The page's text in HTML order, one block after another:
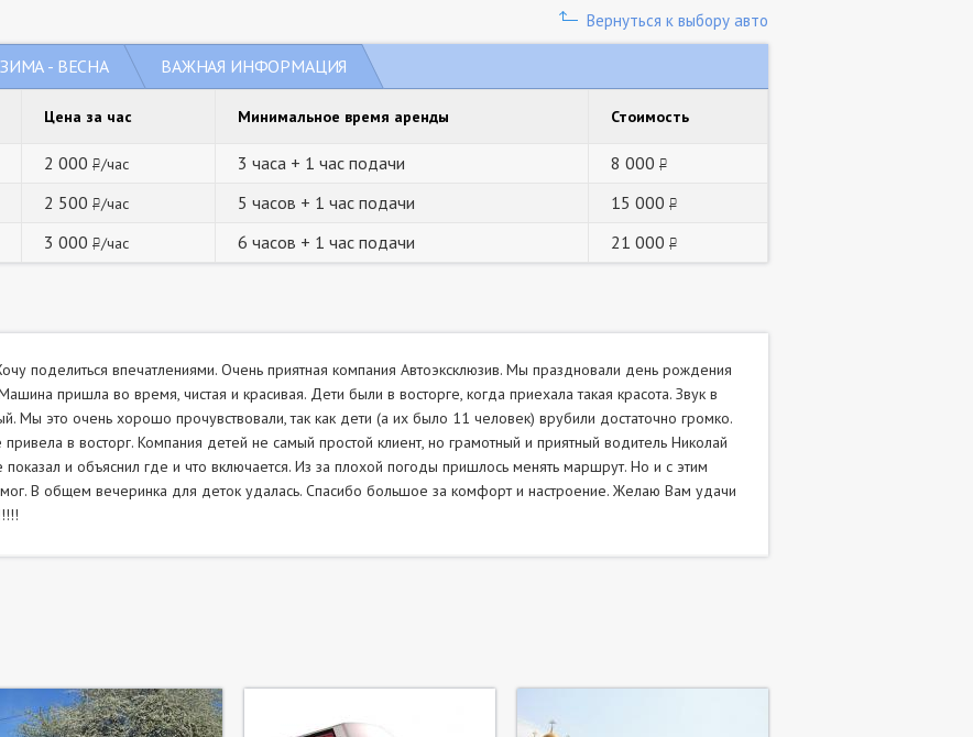
Вернуться к выбору авто
- ВЕСНА ВАЖНАЯ ИНФОРМАЦИЯ
Цена за час Минимальное время аренды Стоимость
2 000 руб.
/час 3 часа + 1 час подачи 8 000 руб.
2 500 руб.
/час 5 часов + 1 час подачи 15 000 руб.
3 000 руб.
/час 6 часов + 1 час подачи 21 000 руб.
поделиться впечатлениями. Очень приятная компания Автоэксклюзив. Мы праздновали день рождения
пришла во время, чистая и красивая. Дети были в восторге, когда приехала такая красота. Звук в
Мы это очень хорошо прочувствовали, так как дети (а их было 11 человек) врубили достаточно громко.
в восторг. Компания детей не самый простой клиент, но грамотный и приятный водитель Николай
показал и объяснил где и что включается. Из за плохой погоды пришлось менять маршрут. Но и с этим
В общем вечеринка для деток удалась. Спасибо большое за комфорт и настроение. Желаю Вам удачи